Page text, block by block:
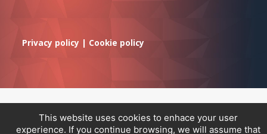
Privacy policy | Cookie policy
This website uses cookies to enhace your user
experience. If you continue browsing, we will assume that